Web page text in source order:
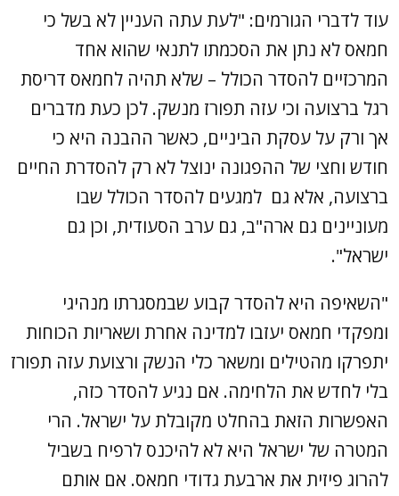
עוד לדברי הגורמים: "לעת עתה העניין לא בשל כי
חמאס לא נתן את הסכמתו לתנאי שהוא אחד
המרכזיים להסדר הכולל – שלא תהיה לחמאס דריסת
רגל ברצועה וכי עזה תפורז מנשק. לכן כעת מדברים
אך ורק על עסקת הביניים, כאשר ההבנה היא כי
חודש וחצי של ההפגונה ינוצל לא רק להסדרת החיים
ברצועה, אלא גם למגעים להסדר הכולל שבו
מעוניינים גם ארה"ב, גם ערב הסעודית, וכן גם
ישראל".
"השאיפה היא להסדר קבוע שבמסגרתו מנהיגי
ומפקדי חמאס יעזבו למדינה אחרת ושאריות הכוחות
יתפרקו מהטילים ומשאר כלי הנשק ורצועת עזה תפורז
בלי לחדש את הלחימה. אם נגיע להסדר כזה,
האפשרות הזאת בהחלט מקובלת על ישראל. הרי
המטרה של ישראל היא לא להיכנס לרפיח בשביל
להרוג פיזית את ארבעת גדודי חמאס. אם אותם